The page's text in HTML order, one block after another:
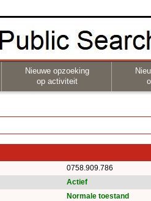
Nieuwe opzoeking
op activiteit
0758.909.786
Actief
Normale toestand